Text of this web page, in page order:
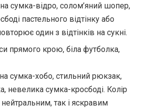
сумка-відро, солом’яний шопер,
пастельного відтінку або
один з відтінків на сукні.
прямого крою, біла футболка,
сумка-хобо, стильний рюкзак,
невелика сумка-кросбоді. Колір
так і яскравим